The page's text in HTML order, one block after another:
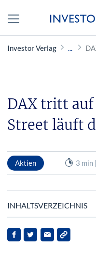
Investor Verlag
DAX tritt
Street läuft
Aktien 3 min
INHALTSVERZEICHNIS